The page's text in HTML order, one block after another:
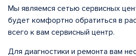
Мы являемся сетью сервисных
будет комфортно обратиться в
всего к вам сервисный центр.
Для диагностики и ремонта вам